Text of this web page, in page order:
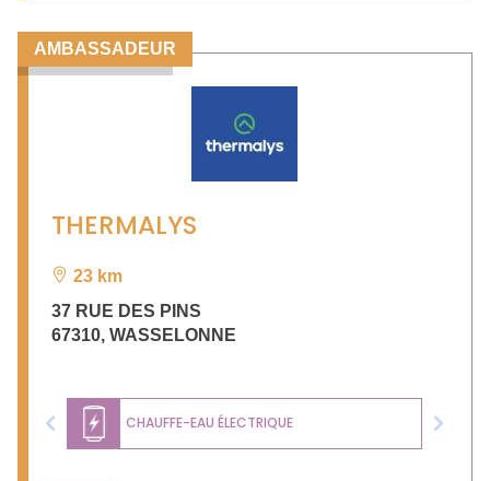
AMBASSADEUR
THERMALYS
23 km
37 RUE DES PINS
67310, WASSELONNE
CHAUFFE-EAU ÉLECTRIQUE
Previous Next